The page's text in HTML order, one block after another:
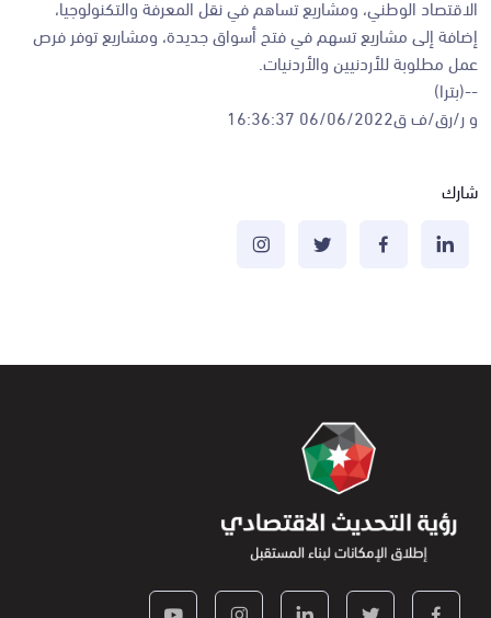
الاقتصاد الوطني، ومشاريع تساهم في نقل المعرفة والتكنولوجيا،
إضافة إلى مشاريع تسهم في فتح أسواق جديدة، ومشاريع توفر فرص
عمل مطلوبة للأردنيين والأردنيات.
--(بترا)
و ر/رق/ف ق06/06/2022 16:36:37
شارك